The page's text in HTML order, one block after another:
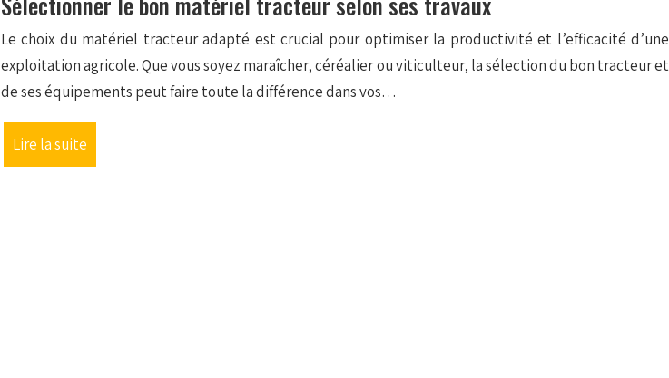
Le choix du matériel tracteur adapté est crucial pour optimiser la productivité et l’efficacité d’une
exploitation agricole. Que vous soyez maraîcher, céréalier ou viticulteur, la sélection du bon tracteur et
de ses équipements peut faire toute la différence dans vos…
Lire la suite